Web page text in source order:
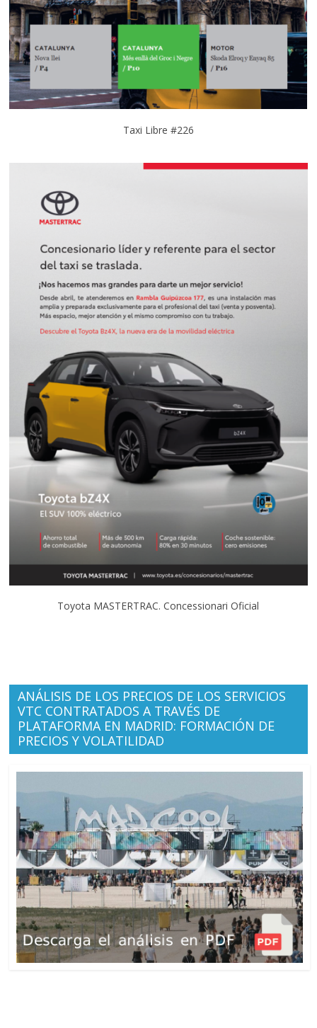
Taxi Libre #226
Toyota MASTERTRAC. Concessionari Oficial
ANÁLISIS DE LOS PRECIOS DE LOS SERVICIOS
VTC CONTRATADOS A TRAVÉS DE
PLATAFORMA EN MADRID: FORMACIÓN DE
PRECIOS Y VOLATILIDAD